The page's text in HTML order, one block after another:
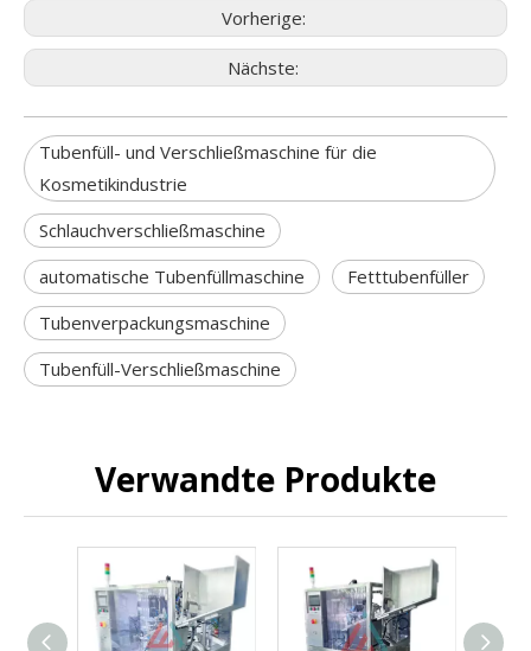
Vorherige:
Nächste:
Tubenfüll- und Verschließmaschine für die
Kosmetikindustrie
Schlauchverschließmaschine
automatische Tubenfüllmaschine
Fetttubenfüller
Tubenverpackungsmaschine
Tubenfüll-Verschließmaschine
Verwandte Produkte